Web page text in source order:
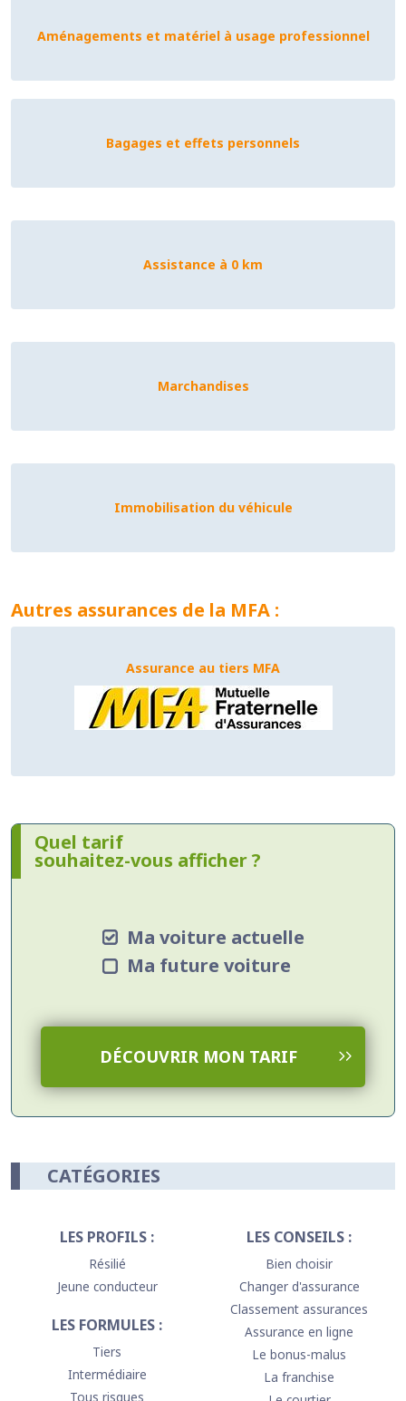
Aménagements et matériel à usage professionnel
Bagages et effets personnels
Assistance à 0 km
Marchandises
Immobilisation du véhicule
Autres assurances de la MFA :
Assurance au tiers MFA
Quel tarif
souhaitez-vous afficher ?
Ma voiture actuelle
Ma future voiture
DÉCOUVRIR MON TARIF
CATÉGORIES
LES PROFILS :
Résilié
Jeune conducteur
LES FORMULES :
Tiers
Intermédiaire
Tous risques
LES CONSEILS :
Bien choisir
Changer d'assurance
Classement assurances
Assurance en ligne
Le bonus-malus
La franchise